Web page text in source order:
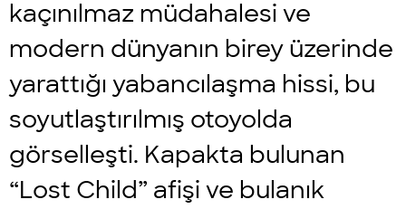
kaçınılmaz müdahalesi ve
modern dünyanın birey üzerinde
yarattığı yabancılaşma hissi, bu
soyutlaştırılmış otoyolda
görselleşti. Kapakta bulunan
“Lost Child” afişi ve bulanık